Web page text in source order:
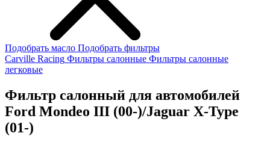
Подобрать масло Подобрать фильтры
Carville Racing Фильтры салонные Фильтры салонные
легковые
Фильтр салонный для автомобилей
Ford Mondeo III (00-)/Jaguar X-Type
(01-)